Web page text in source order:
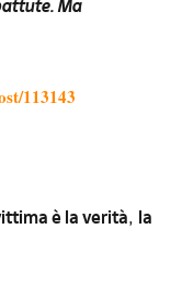
Ma
113143
è la verità, la